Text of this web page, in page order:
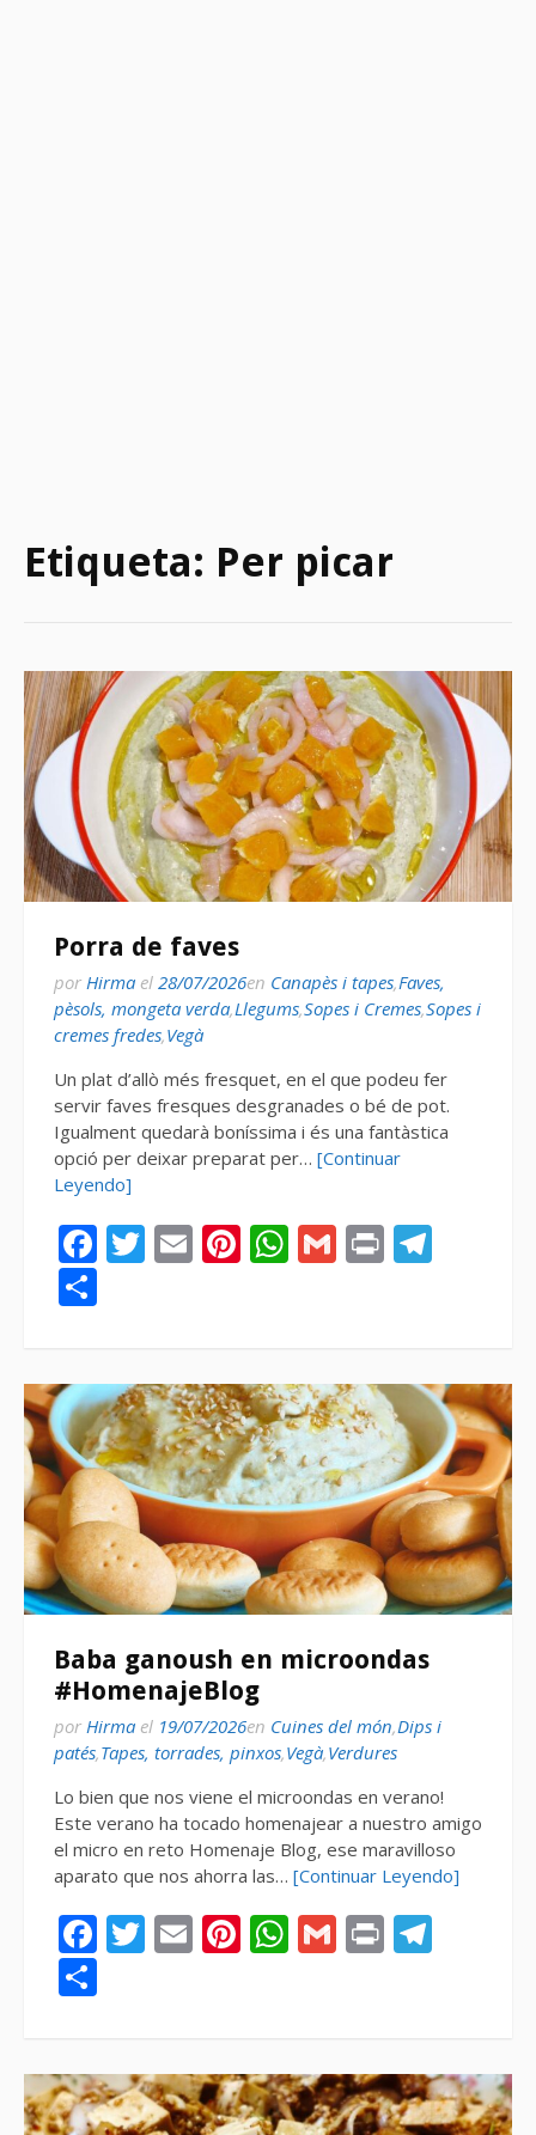
Etiqueta: Per picar
Porra de faves
por Hirma el 28/07/2026en Canapès i tapes,Faves,
pèsols, mongeta verda,Llegums,Sopes i Cremes,Sopes i
cremes fredes,Vegà
Un plat d’allò més fresquet, en el que podeu fer
servir faves fresques desgranades o bé de pot.
Igualment quedarà boníssima i és una fantàstica
opció per deixar preparat per… [Continuar
Leyendo]
Facebook
Twitter
EmailPinterest
WhatsApp
Gmail
Print
Baba ganoush en microondas
#HomenajeBlog
por Hirma el 19/07/2026en Cuines del món,Dips i
patés,Tapes, torrades, pinxos,Vegà,Verdures
Lo bien que nos viene el microondas en verano!
Este verano ha tocado homenajear a nuestro amigo
el micro en reto Homenaje Blog, ese maravilloso
aparato que nos ahorra las… [Continuar Leyendo]
Facebook
Twitter
EmailPinterest
WhatsApp
Gmail
Print